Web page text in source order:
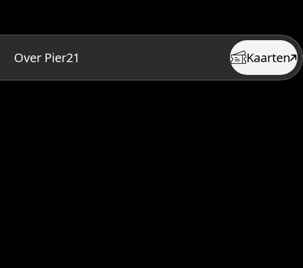
Over Pier21 Kaarten